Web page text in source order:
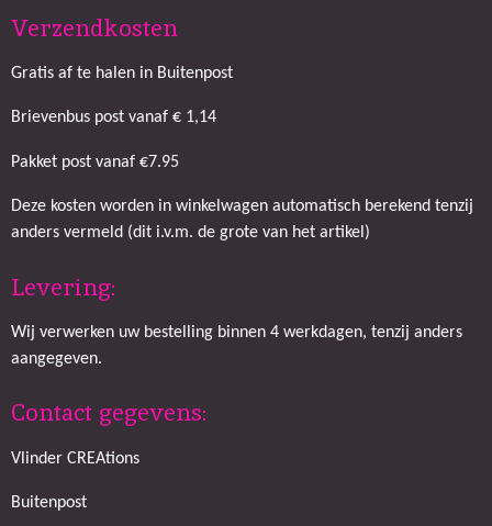
Verzendkosten
Gratis af te halen in Buitenpost
Brievenbus post vanaf € 1,14
Pakket post vanaf €7.95
Deze kosten worden in winkelwagen automatisch berekend tenzij
anders vermeld (dit i.v.m. de grote van het artikel)
Levering:
Wij verwerken uw bestelling binnen 4 werkdagen, tenzij anders
aangegeven.
Contact gegevens:
Vlinder CREAtions
Buitenpost